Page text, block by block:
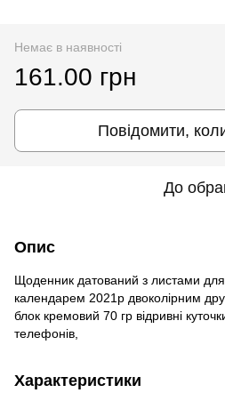
Немає в наявності
161.00 грн
Повідомити,
До
Опис
Щоденник датований з листами для
календарем 2021р двоколірним
блок кремовий 70 гр відривні
телефонів,
Характеристики